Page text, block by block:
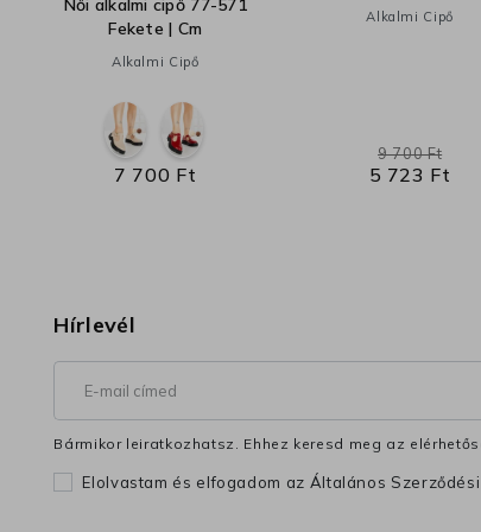
Női alkalmi cipő 77-571
Fekete | Cm
Alkalmi Cipő
7 700 Ft
Alkalmi Cipő
5 723 Ft
9 700 Ft
Hírlevél
Bármikor leiratkozhatsz. Ehhez keresd meg az
Elolvastam és elfogadom az Általános